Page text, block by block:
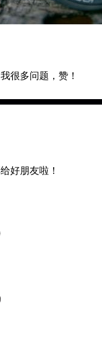
很多问题，赞！
好朋友啦！